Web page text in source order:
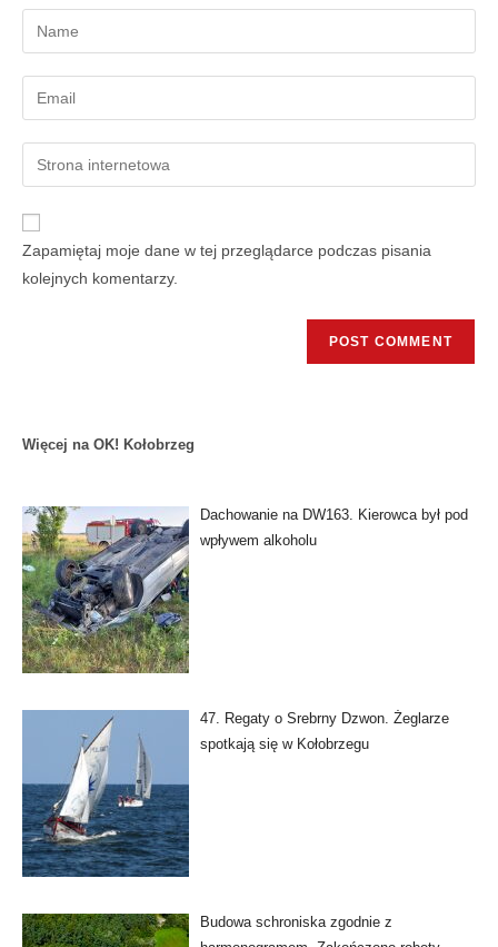
Zapamiętaj moje dane w tej przeglądarce podczas pisania
kolejnych komentarzy.
Więcej na OK! Kołobrzeg
Dachowanie na DW163. Kierowca był pod
wpływem alkoholu
47. Regaty o Srebrny Dzwon. Żeglarze
spotkają się w Kołobrzegu
Budowa schroniska zgodnie z